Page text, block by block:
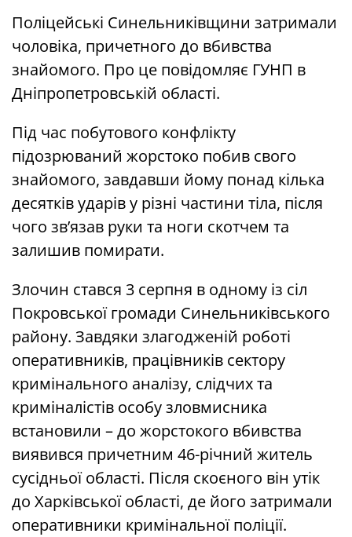
Поліцейські Синельниківщини затримали
чоловіка, причетного до вбивства
знайомого. Про це повідомляє ГУНП в
Дніпропетровській області.
Під час побутового конфлікту
підозрюваний жорстоко побив свого
знайомого, завдавши йому понад кілька
десятків ударів у різні частини тіла, після
чого зв’язав руки та ноги скотчем та
залишив помирати.
Злочин стався 3 серпня в одному із сіл
Покровської громади Синельниківського
району. Завдяки злагодженій роботі
оперативників, працівників сектору
кримінального аналізу, слідчих та
криміналістів особу зловмисника
встановили – до жорстокого вбивства
виявився причетним 46-річний житель
сусідньої області. Після скоєного він утік
до Харківської області, де його затримали
оперативники кримінальної поліції.